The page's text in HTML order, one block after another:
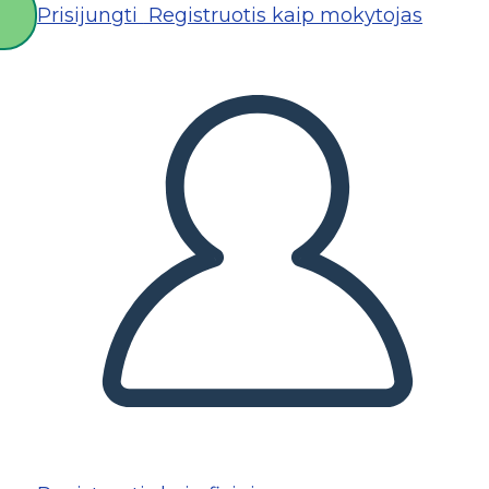
Prisijungti Registruotis kaip mokytojas